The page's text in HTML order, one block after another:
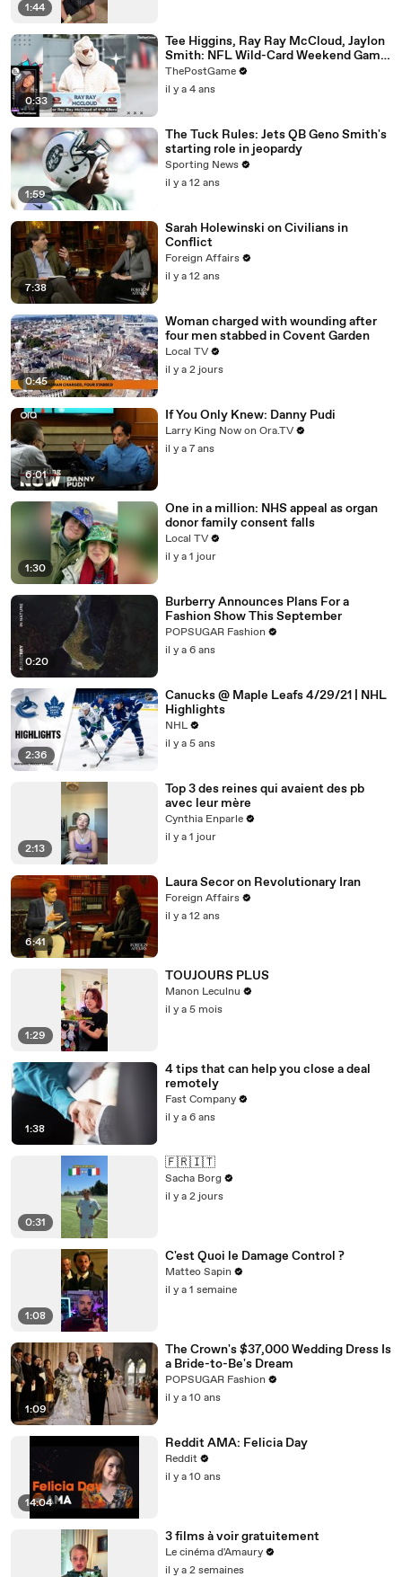
1:44
0:33
Tee Higgins, Ray Ray McCloud, Jaylon
Smith: NFL Wild-Card Weekend Game
Day Fashion Winners
ThePostGame
il y a 4 ans
1:59
The Tuck Rules: Jets QB Geno Smith's
starting role in jeopardy
Sporting News
il y a 12 ans
7:38
Sarah Holewinski on Civilians in
Conflict
Foreign Affairs
il y a 12 ans
0:45
Woman charged with wounding after
four men stabbed in Covent Garden
Local TV
il y a 2 jours
6:01
If You Only Knew: Danny Pudi
Larry King Now on Ora.TV
il y a 7 ans
1:30
One in a million: NHS appeal as organ
donor family consent falls
Local TV
il y a 1 jour
0:20
Burberry Announces Plans For a
Fashion Show This September
POPSUGAR Fashion
il y a 6 ans
2:36
Canucks @ Maple Leafs 4/29/21 | NHL
Highlights
NHL
il y a 5 ans
2:13
Top 3 des reines qui avaient des pb
avec leur mère
Cynthia Enparle
il y a 1 jour
6:41
Laura Secor on Revolutionary Iran
Foreign Affairs
il y a 12 ans
1:29
TOUJOURS PLUS
Manon Leculnu
il y a 5 mois
1:38
4 tips that can help you close a deal
remotely
Fast Company
il y a 6 ans
0:31
🇫🇷🇮🇹
Sacha Borg
il y a 2 jours
1:08
C'est Quoi le Damage Control ?
Matteo Sapin
il y a 1 semaine
1:09
The Crown's $37,000 Wedding Dress Is
a Bride-to-Be's Dream
POPSUGAR Fashion
il y a 10 ans
14:04
Reddit AMA: Felicia Day
Reddit
il y a 10 ans
3 films à voir gratuitement
Le cinéma d'Amaury
il y a 2 semaines